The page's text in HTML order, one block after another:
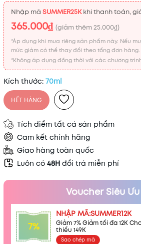
Nhập mã SUMMER25Kkhi thanh toán,
365.000₫ (giảm thêm25.000₫)
*Áp dụng khi mua riêng sản phẩm này. Nếu
mức giảm có thể thay đổi theo tổng đơn hàng.
*Không áp dụng đồng thời với các chương
Kích thước: 70ml
HẾT HÀNG
Tích điểm tất cả sản phẩm
Cam kết chính hãng
Giao hàng toàn quốc
Luôn có 48H đổi trả miễn phí
Voucher Siêu
7%
NHẬP MÃ:SUMMER12K
Giảm 7% Giảm tối đa 12K
thiểu 149K
Sao chép mã